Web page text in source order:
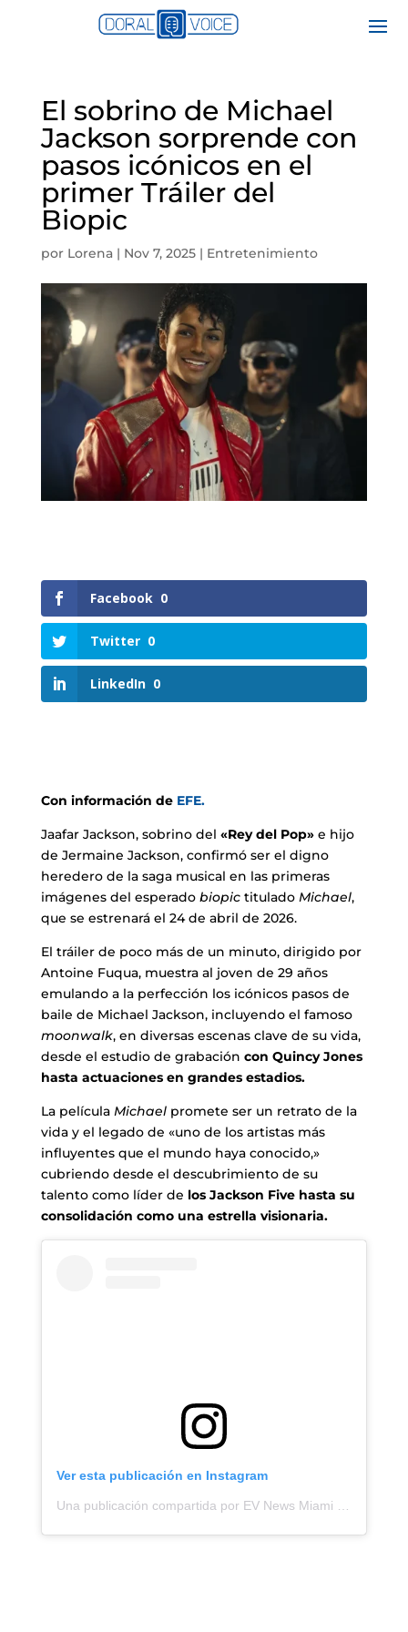
El sobrino de Michael
Jackson sorprende con
pasos icónicos en el
primer Tráiler del
Biopic
por Lorena| Nov 7, 2025| Entretenimiento
Facebook 0
Twitter 0
LinkedIn 0
Con información de EFE.
Jaafar Jackson, sobrino del «Rey del Pop»e hijo
de Jermaine Jackson, confirmó ser el digno
heredero de la saga musical en las primeras
imágenes del esperado biopictitulado Michael,
que se estrenará el 24 de abril de 2026.
El tráiler de poco más de un minuto, dirigido por
Antoine Fuqua, muestra al joven de 29 años
emulando a la perfección los icónicos pasos de
baile de Michael Jackson, incluyendo el famoso
moonwalk, en diversas escenas clave de su vida,
desde el estudio de grabación con Quincy Jones
hasta actuaciones en grandes estadios.
La película Michaelpromete ser un retrato de la
vida y el legado de «uno de los artistas más
influyentes que el mundo haya conocido,»
cubriendo desde el descubrimiento de su
talento como líder de los Jackson Five hasta su
consolidación como una estrella visionaria.
Ver esta publicación en Instagram
Una publicación compartida por EV News Miami (@evnewsmiami)